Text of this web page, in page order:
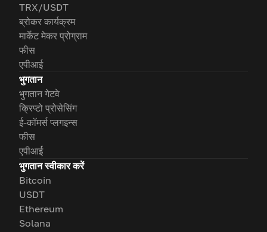
TRX/USDT
ब्रोकर कार्यक्रम
मार्केट मेकर प्रोग्राम
फीस
एपीआई
भुगतान
भुगतान गेटवे
क्रिप्टो प्रोसेसिंग
ई-कॉमर्स प्लगइन्स
फीस
एपीआई
भुगतान स्वीकार करें
Bitcoin
USDT
Ethereum
Solana